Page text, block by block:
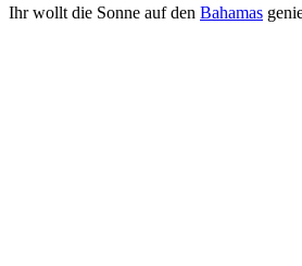
Ihr wollt die Sonne auf den Bahamas